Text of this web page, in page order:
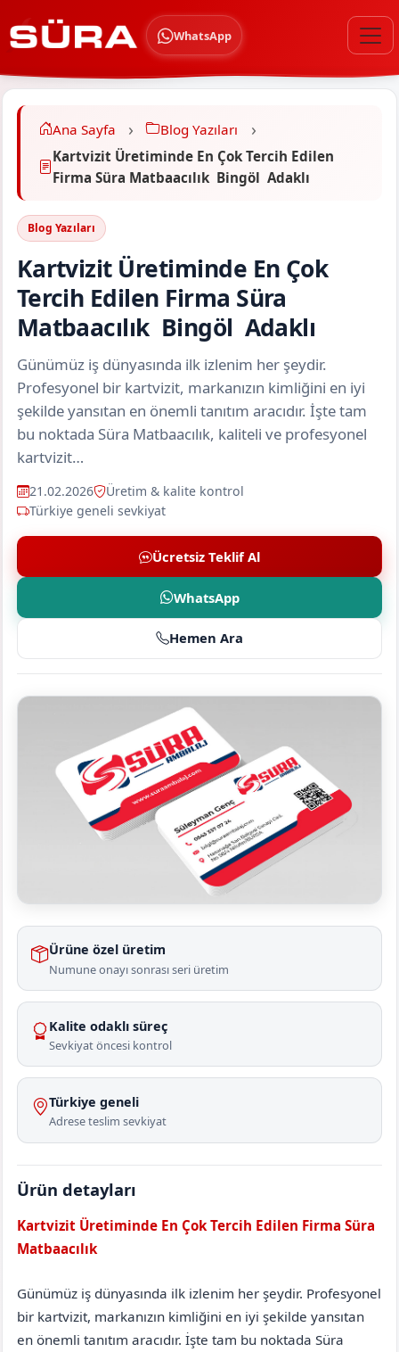
WhatsApp
Ana Sayfa
Blog Yazıları
Kartvizit Üretiminde En Çok Tercih Edilen
Firma Süra Matbaacılık Bingöl Adaklı
Blog Yazıları
Kartvizit Üretiminde En Çok
Tercih Edilen Firma Süra
Matbaacılık Bingöl Adaklı
Günümüz iş dünyasında ilk izlenim her şeydir.
Profesyonel bir kartvizit, markanızın kimliğini en iyi
şekilde yansıtan en önemli tanıtım aracıdır. İşte tam
bu noktada Süra Matbaacılık, kaliteli ve profesyonel
kartvizit…
21.02.2026
Üretim & kalite kontrol
Türkiye geneli sevkiyat
Ücretsiz Teklif Al
WhatsApp
Hemen Ara
Ürüne özel üretim
Numune onayı sonrası seri üretim
Kalite odaklı süreç
Sevkiyat öncesi kontrol
Türkiye geneli
Adrese teslim sevkiyat
Ürün detayları
Kartvizit Üretiminde En Çok Tercih Edilen Firma Süra
Matbaacılık
Günümüz iş dünyasında ilk izlenim her şeydir. Profesyonel
bir kartvizit, markanızın kimliğini en iyi şekilde yansıtan
en önemli tanıtım aracıdır. İşte tam bu noktada Süra